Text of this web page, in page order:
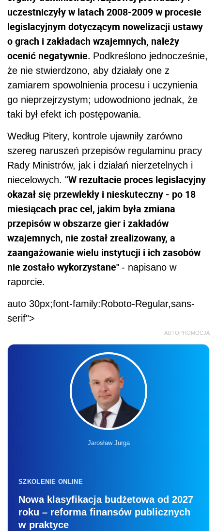
uczestniczyły w latach 2008-2009 w procesie
legislacyjnym dotyczącym nowelizacji ustawy
o grach i zakładach wzajemnych, należy
ocenić negatywnie. Podkreślono jednocześnie,
że nie stwierdzono, aby działały one z
zamiarem spowolnienia procesu i uczynienia
go nieprzejrzystym; udowodniono jednak, że
taki był efekt ich postępowania.
Według Pitery, kontrole ujawniły zarówno
szereg naruszeń przepisów regulaminu pracy
Rady Ministrów, jak i działań nierzetelnych i
niecelowych. "W rezultacie proces legislacyjny
okazał się przewlekły i nieskuteczny - po 18
miesiącach prac cel, jakim była zmiana
przepisów w obszarze gier i zakładów
wzajemnych, nie został zrealizowany, a
zaangażowanie wielu instytucji i ich zasobów
nie zostało wykorzystane" - napisano w
raporcie.
auto 30px;font-family:Roboto-Regular,sans-
serif">
AUTOPROMOCJA
Jarosław Jurga
SZKOLENIE ONLINE
Nowa klasyfikacja budżetowa od 2027
roku – reforma finansów publicznych
w praktyce